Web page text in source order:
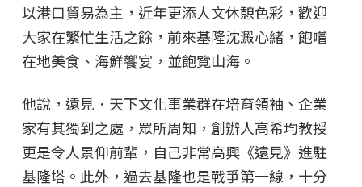
以港口貿易為主，近年更添人文休憩色彩，歡迎
大家在繁忙生活之餘，前來基隆沈澱心緒，飽嚐
在地美食、海鮮饗宴，並飽覽山海。
他說，遠見．天下文化事業群在培育領袖、企業
家有其獨到之處，眾所周知，創辦人高希均教授
更是令人景仰前輩，自己非常高興《遠見》進駐
基隆塔。此外，過去基隆也是戰爭第一線，十分